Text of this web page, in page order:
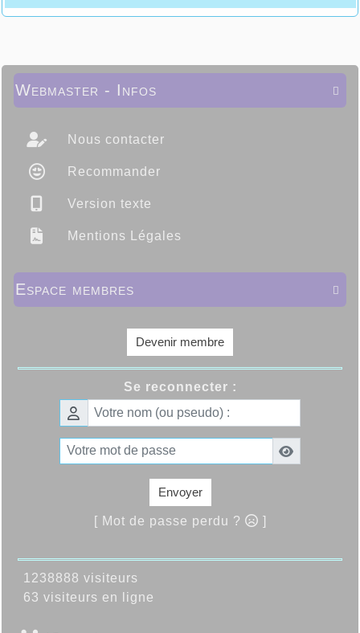

Webmaster - Infos
Nous contacter
Recommander
Version texte
Mentions Légales

Espace membres
Devenir membre
Se reconnecter :
Envoyer
[ Mot de passe perdu ? ]
1238888 visiteurs
63 visiteurs en ligne